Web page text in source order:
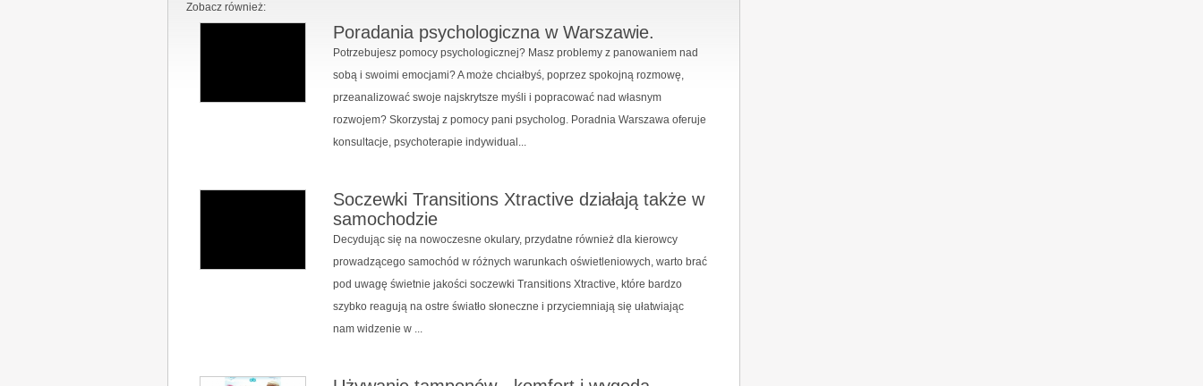
Zobacz również:
Poradania psychologiczna w Warszawie.
Potrzebujesz pomocy psychologicznej? Masz problemy z panowaniem nad
sobą i swoimi emocjami? A może chciałbyś, poprzez spokojną rozmowę,
przeanalizować swoje najskrytsze myśli i popracować nad własnym
rozwojem? Skorzystaj z pomocy pani psycholog. Poradnia Warszawa oferuje
konsultacje, psychoterapie indywidual...
Soczewki Transitions Xtractive działają także w
samochodzie
Decydując się na nowoczesne okulary, przydatne również dla kierowcy
prowadzącego samochód w różnych warunkach oświetleniowych, warto brać
pod uwagę świetnie jakości soczewki Transitions Xtractive, które bardzo
szybko reagują na ostre światło słoneczne i przyciemniają się ułatwiając
nam widzenie w ...